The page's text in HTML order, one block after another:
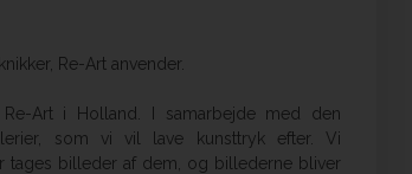
Re-Art anvender.
Art i Holland. I samarbejde med den
som vi vil lave kunsttryk efter. Vi
tages billeder af dem, og billederne bliver